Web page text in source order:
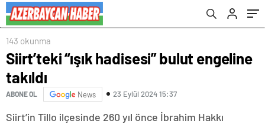
143 okunma
Siirt’teki “ışık hadisesi” bulut engeline
takıldı
ABONE OL News 23 Eylül 2024 15:37
Siirt’in Tillo ilçesinde 260 yıl önce İbrahim Hakkı